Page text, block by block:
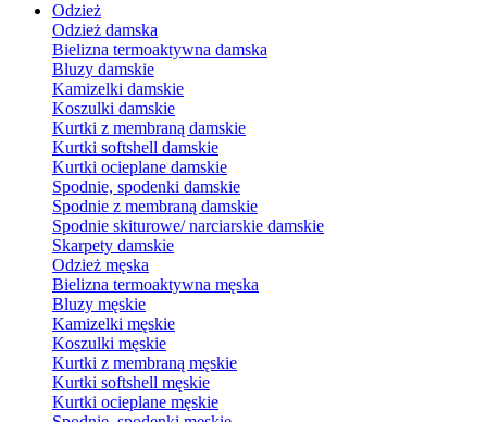
Odzież
Odzież damska
Bielizna termoaktywna damska
Bluzy damskie
Kamizelki damskie
Koszulki damskie
Kurtki z membraną damskie
Kurtki softshell damskie
Kurtki ocieplane damskie
Spodnie, spodenki damskie
Spodnie z membraną damskie
Spodnie skiturowe/ narciarskie damskie
Skarpety damskie
Odzież męska
Bielizna termoaktywna męska
Bluzy męskie
Kamizelki męskie
Koszulki męskie
Kurtki z membraną męskie
Kurtki softshell męskie
Kurtki ocieplane męskie